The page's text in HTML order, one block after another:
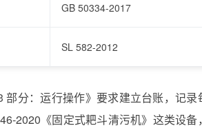
GB 50334-2017
SL 582-2012
部分：运行操作》要求建立台账，记录
《固定式耙斗清污机》这类设备